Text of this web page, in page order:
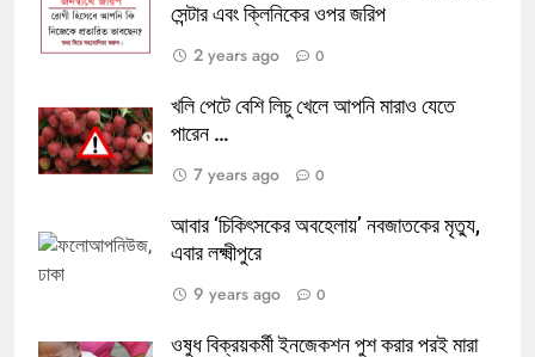
সেন্টার এবং ক্লিনিকের ওপর জরিপ
2 years ago
0
খলি পেটে বেশি লিচু খেলে আপনি মারাও যেতে
পারেন …
7 years ago
0
আবার ‘চিকিৎসকের অবহেলায়’ নবজাতকের মৃত্যু,
এবার লক্ষ্মীপুরে
9 years ago
0
ওষুধ বিক্রয়কর্মী ইনজেকশন পুশ করার পরই মারা